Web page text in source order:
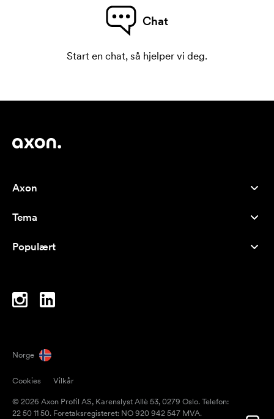
Chat
Start en chat, så hjelper vi deg.
Axon
Om oss
Careers
Tema
Bestselgere
Inspirasjon
Populært
Notatblokker
Paraplyer
Norge
Cookies
Vilkår
© 2026 Axon Profil AS, Karenslyst Allè 53, 0279 Oslo. Telefon:
22 50 11 50. Foretaksregisteret: NO 920 942 547 MVA.